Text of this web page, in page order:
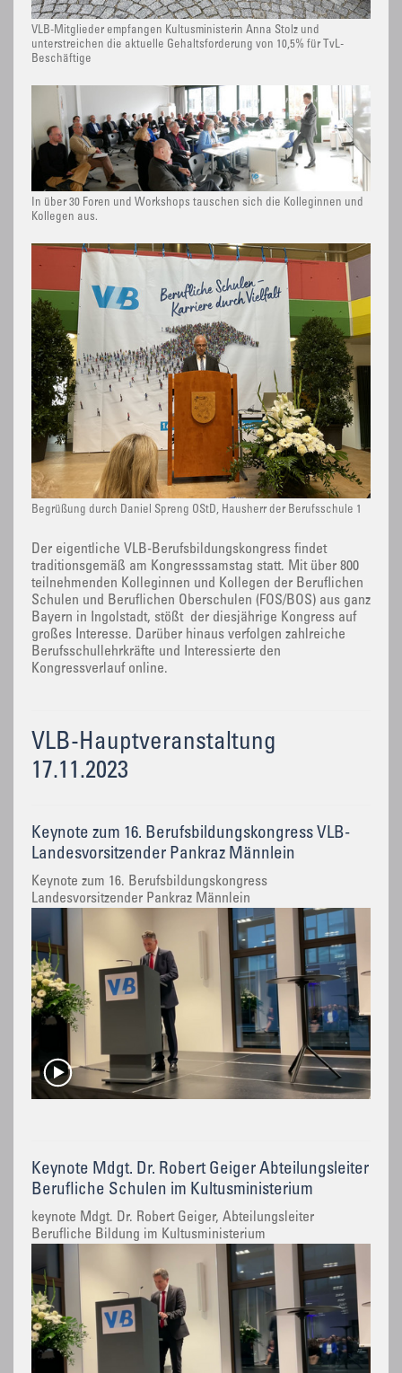
VLB-Mitglieder empfangen Kultusministerin Anna Stolz und
unterstreichen die aktuelle Gehaltsforderung von 10,5% für TvL-
Beschäftige
In über 30 Foren und Workshops tauschen sich die Kolleginnen und
Kollegen aus.
Begrüßung durch Daniel Spreng OStD, Hausherr der Berufsschule 1
Der eigentliche VLB-Berufsbildungskongress findet
traditionsgemäß am Kongresssamstag statt. Mit über 800
teilnehmenden Kolleginnen und Kollegen der Beruflichen
Schulen und Beruflichen Oberschulen (FOS/BOS) aus ganz
Bayern in Ingolstadt, stößt der diesjährige Kongress auf
großes Interesse. Darüber hinaus verfolgen zahlreiche
Berufsschullehrkräfte und Interessierte den
Kongressverlauf online.
VLB-Hauptveranstaltung
17.11.2023
Keynote zum 16. Berufsbildungskongress VLB-
Landesvorsitzender Pankraz Männlein
Keynote zum 16. Berufsbildungskongress
Landesvorsitzender Pankraz Männlein
Keynote Mdgt. Dr. Robert Geiger Abteilungsleiter
Berufliche Schulen im Kultusministerium
keynote Mdgt. Dr. Robert Geiger, Abteilungsleiter
Berufliche Bildung im Kultusministerium